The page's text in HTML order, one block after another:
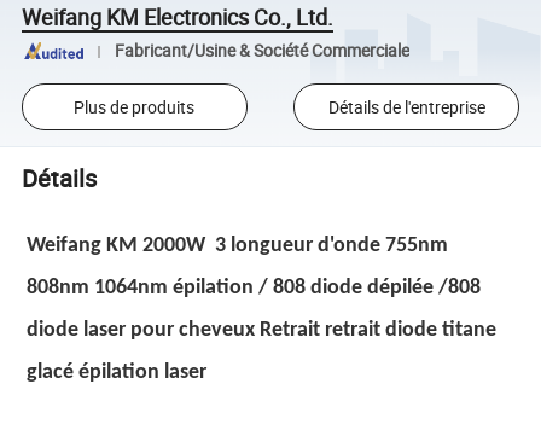
Weifang KM Electronics Co., Ltd.
Fabricant/Usine & Société Commerciale
Plus de produits Détails de l'entreprise
Détails
Weifang KM 2000W 3 longueur d'onde 755nm
808nm 1064nm épilation / 808 diode dépilée /808
diode laser pour cheveux Retrait retrait diode titane
glacé épilation laser